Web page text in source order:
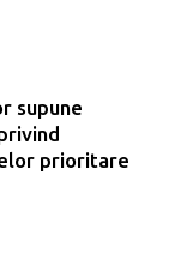
supune
prioritare